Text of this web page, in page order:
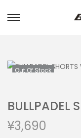
Out Of Stock
BULLPADEL
¥3,690